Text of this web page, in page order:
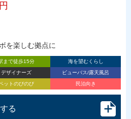
を楽しむ拠点に
まで徒歩15分
海を望むくらし
デザイナーズ
ビューバス/露天風呂
ットのびのび 民泊向き
る